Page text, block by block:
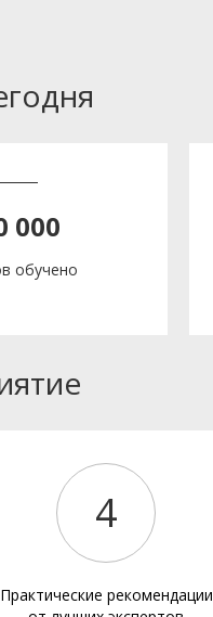
000
обучено
4
Практические рекомендации